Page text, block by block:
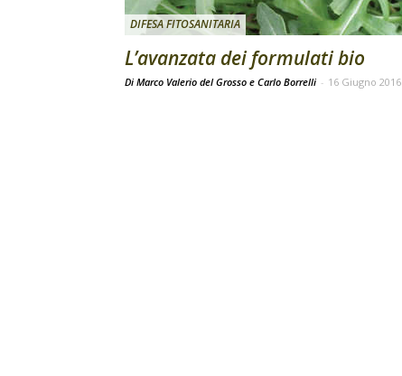
DIFESA FITOSANITARIA
L’avanzata dei formulati bio
Di Marco Valerio del Grosso e Carlo Borrelli - 16 Giugno 2016